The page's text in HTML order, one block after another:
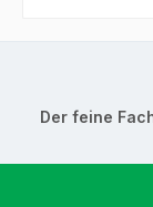
Der feine